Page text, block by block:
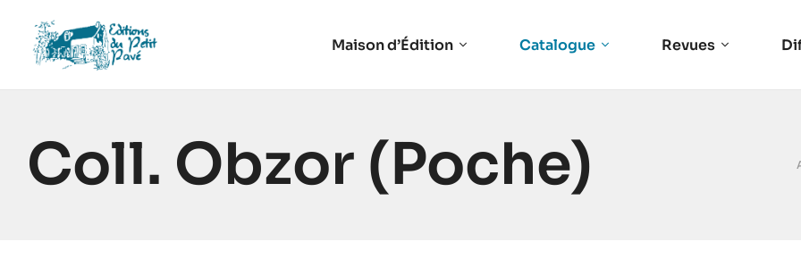
Maison d’Édition Catalogue Revues
Coll. Obzor (Poche)